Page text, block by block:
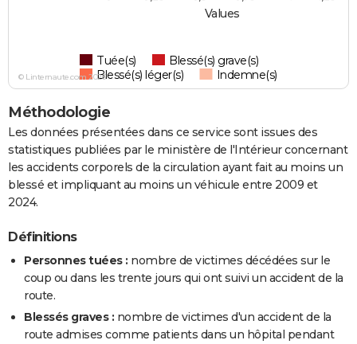
Values
Tuée(s)
Blessé(s) grave(s)
Blessé(s) léger(s)
Indemne(s)
© Linternaute.com 2026
Méthodologie
Les données présentées dans ce service sont issues des
statistiques publiées par le ministère de l'Intérieur concernant
les accidents corporels de la circulation ayant fait au moins un
blessé et impliquant au moins un véhicule entre 2009 et
2024.
Définitions
Personnes tuées : nombre de victimes décédées sur le
coup ou dans les trente jours qui ont suivi un accident de la
route.
Blessés graves : nombre de victimes d'un accident de la
route admises comme patients dans un hôpital pendant